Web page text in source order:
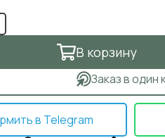
В корзину
Заказ в один
в Telegram